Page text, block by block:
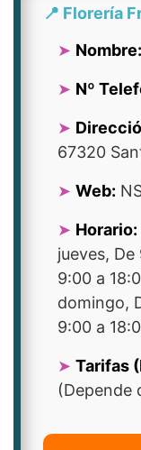
📍 Florería
Nombre:
Nº
67320
Web:
Horario:
jueves,
9:00 a
domingo,
9:00 a
Tarifas
(Depende